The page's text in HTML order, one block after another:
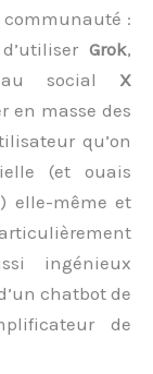
communauté :
Grok,
social X
en masse des
qu’on
(et ouais
elle-même et
ingénieux
chatbot de
de